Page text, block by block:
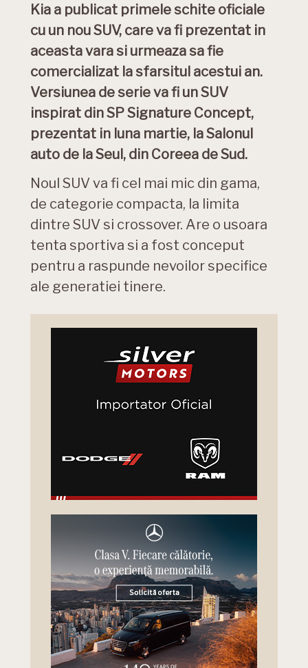
Kia a publicat primele schite oficiale
cu un nou SUV, care va fi prezentat in
aceasta vara si urmeaza sa fie
comercializat la sfarsitul acestui an.
Versiunea de serie va fi un SUV
inspirat din SP Signature Concept,
prezentat in luna martie, la Salonul
auto de la Seul, din Coreea de Sud.
Noul SUV va fi cel mai mic din gama,
de categorie compacta, la limita
dintre SUV si crossover. Are o usoara
tenta sportiva si a fost conceput
pentru a raspunde nevoilor specifice
ale generatiei tinere.